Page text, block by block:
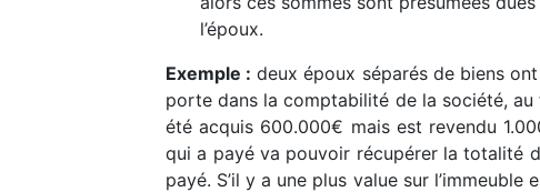
l’époux.
Exemple : deux époux séparés de biens
porte dans la comptabilité de la société,
été acquis 600.000€ mais est revendu
qui a payé va pouvoir récupérer la totalité
payé. S’il y a une plus value sur